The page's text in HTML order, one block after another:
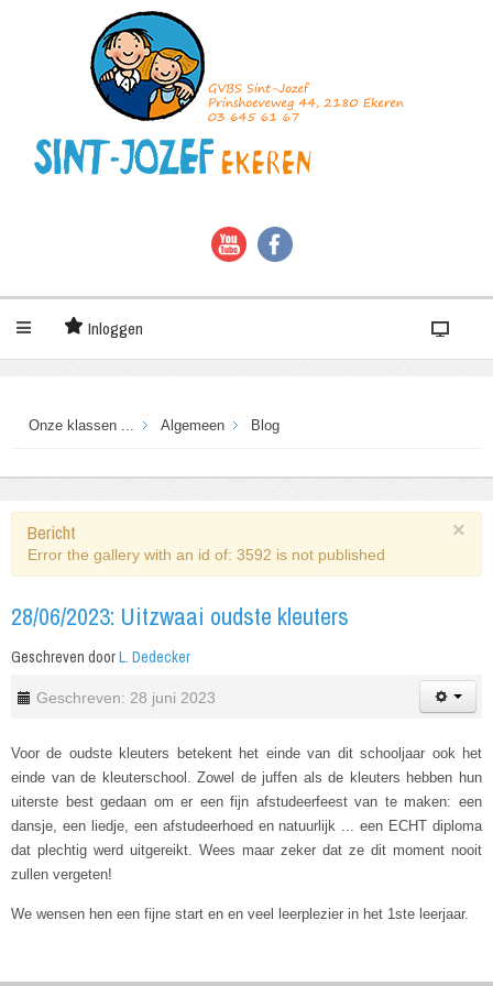
Inloggen
Onze klassen ... Algemeen Blog
×
Bericht
Error the gallery with an id of: 3592 is not published
28/06/2023: Uitzwaai oudste kleuters
Geschreven doorL. Dedecker
Geschreven: 28 juni 2023
Voor de oudste kleuters betekent het einde van dit schooljaar ook het
einde van de kleuterschool. Zowel de juffen als de kleuters hebben hun
uiterste best gedaan om er een fijn afstudeerfeest van te maken: een
dansje, een liedje, een afstudeerhoed en natuurlijk ... een ECHT diploma
dat plechtig werd uitgereikt. Wees maar zeker dat ze dit moment nooit
zullen vergeten!
We wensen hen een fijne start en en veel leerplezier in het 1ste leerjaar.